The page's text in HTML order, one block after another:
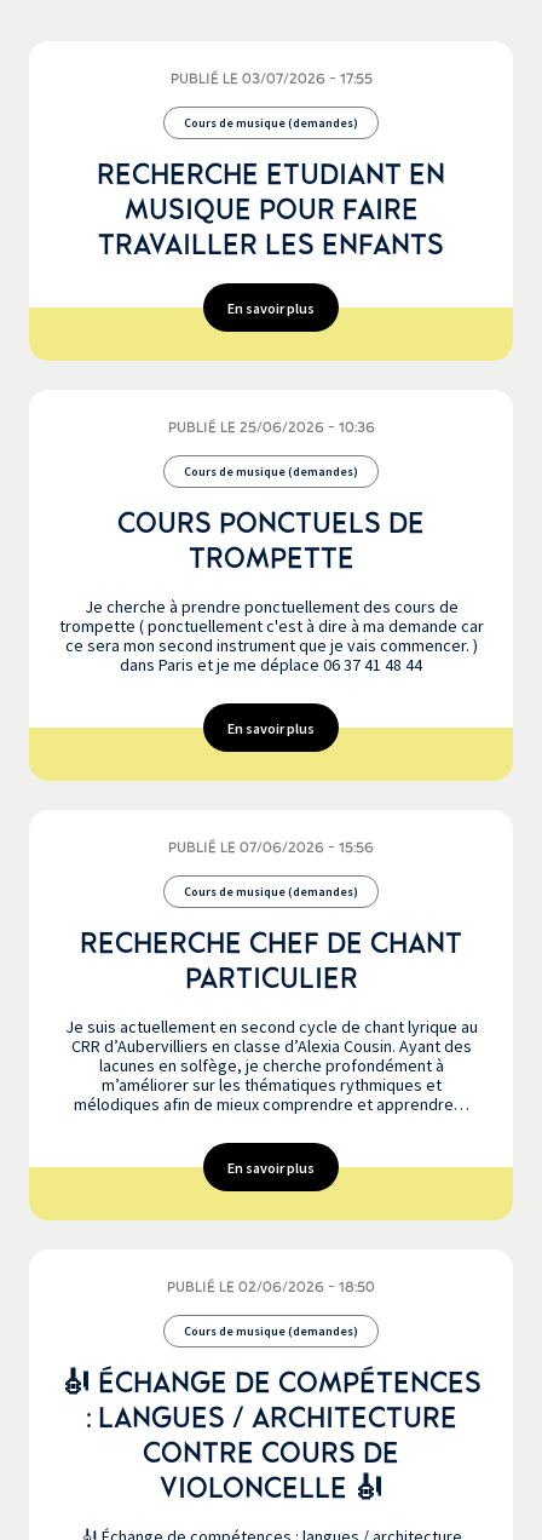
PUBLIÉ LE 03/07/2026 - 17:55
Cours de musique (demandes)
RECHERCHE ETUDIANT EN
MUSIQUE POUR FAIRE
TRAVAILLER LES ENFANTS
En savoir plus
PUBLIÉ LE 25/06/2026 - 10:36
Cours de musique (demandes)
COURS PONCTUELS DE
TROMPETTE
Je cherche à prendre ponctuellement des cours de
trompette ( ponctuellement c'est à dire à ma demande car
ce sera mon second instrument que je vais commencer. )
dans Paris et je me déplace 06 37 41 48 44
En savoir plus
PUBLIÉ LE 07/06/2026 - 15:56
Cours de musique (demandes)
RECHERCHE CHEF DE CHANT
PARTICULIER
Je suis actuellement en second cycle de chant lyrique au
CRR d’Aubervilliers en classe d’Alexia Cousin. Ayant des
lacunes en solfège, je cherche profondément à
m’améliorer sur les thématiques rythmiques et
mélodiques afin de mieux comprendre et apprendre…
En savoir plus
PUBLIÉ LE 02/06/2026 - 18:50
Cours de musique (demandes)
🎻 ÉCHANGE DE COMPÉTENCES
: LANGUES / ARCHITECTURE
CONTRE COURS DE
VIOLONCELLE 🎻